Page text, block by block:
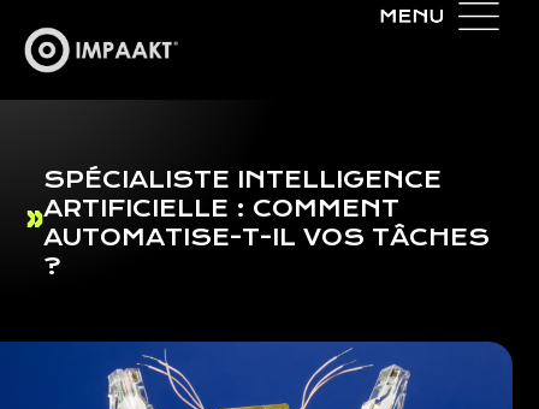
SPÉCIALISTE INTELLIGENCE
ARTIFICIELLE : COMMENT
AUTOMATISE-T-IL VOS TÂCHES
?